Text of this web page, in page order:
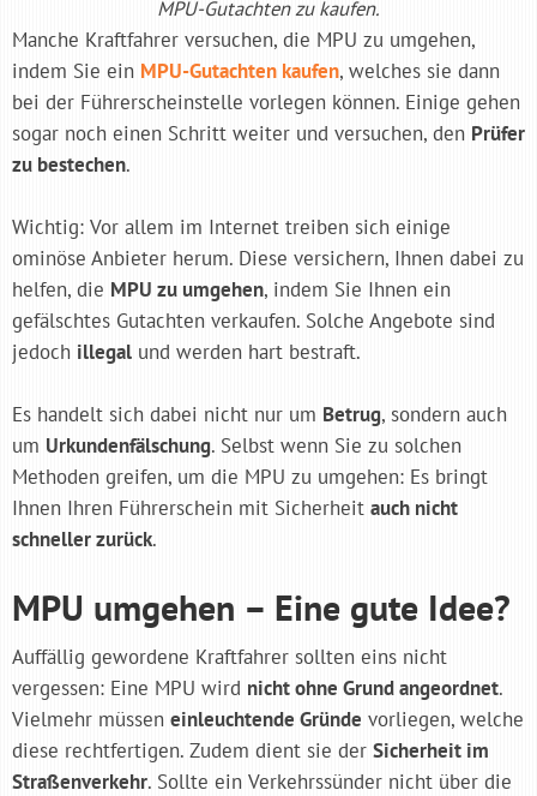
MPU-Gutachten zu kaufen.
Manche Kraftfahrer versuchen, die MPU zu umgehen,
indem Sie ein MPU-Gutachten kaufen, welches sie dann
bei der Führerscheinstelle vorlegen können. Einige gehen
sogar noch einen Schritt weiter und versuchen, den Prüfer
zu bestechen.
Wichtig: Vor allem im Internet treiben sich einige
ominöse Anbieter herum. Diese versichern, Ihnen dabei zu
helfen, die MPU zu umgehen, indem Sie Ihnen ein
gefälschtes Gutachten verkaufen. Solche Angebote sind
jedoch illegal und werden hart bestraft.
Es handelt sich dabei nicht nur um Betrug, sondern auch
um Urkundenfälschung. Selbst wenn Sie zu solchen
Methoden greifen, um die MPU zu umgehen: Es bringt
Ihnen Ihren Führerschein mit Sicherheit auch nicht
schneller zurück.
MPU umgehen – Eine gute Idee?
Auffällig gewordene Kraftfahrer sollten eins nicht
vergessen: Eine MPU wird nicht ohne Grund angeordnet.
Vielmehr müssen einleuchtende Gründe vorliegen, welche
diese rechtfertigen. Zudem dient sie der Sicherheit im
Straßenverkehr. Sollte ein Verkehrssünder nicht über die